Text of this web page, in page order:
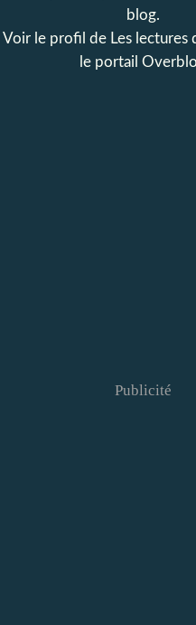
blog.
Voir le profil de Les lectures
le portail
Publicité